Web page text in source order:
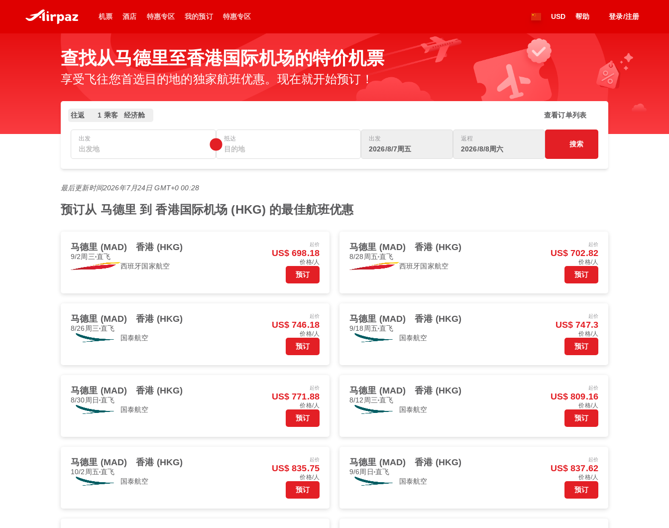
机票 酒店 特惠专区 我的预订 特惠专区 USD 帮助 登录/注册
查找从马德里至香港国际机场的特价机票
享受飞往您首选目的地的独家航班优惠。现在就开始预订！
往返 1 乘客 经济舱 查看订单列表
出发 抵达 出发
2026/8/7周五
返程
2026/8/8周六
搜索
最后更新时间2026年7月24日 GMT+0 00:28
预订从 马德里 到 香港国际机场 (HKG) 的最佳航班优惠
马德里 (MAD) 香港 (HKG)
9/2周三 直飞
西班牙国家航空
起价
US$ 698.18
价格/人
预订
马德里 (MAD) 香港 (HKG)
8/28周五 直飞
西班牙国家航空
起价
US$ 702.82
价格/人
预订
马德里 (MAD) 香港 (HKG)
8/26周三 直飞
国泰航空
起价
US$ 746.18
价格/人
预订
马德里 (MAD) 香港 (HKG)
9/18周五 直飞
国泰航空
起价
US$ 747.3
价格/人
预订
马德里 (MAD) 香港 (HKG)
8/30周日 直飞
国泰航空
起价
US$ 771.88
价格/人
预订
马德里 (MAD) 香港 (HKG)
8/12周三 直飞
国泰航空
起价
US$ 809.16
价格/人
预订
马德里 (MAD) 香港 (HKG)
10/2周五 直飞
国泰航空
起价
US$ 835.75
价格/人
预订
马德里 (MAD) 香港 (HKG)
9/6周日 直飞
国泰航空
起价
US$ 837.62
价格/人
预订